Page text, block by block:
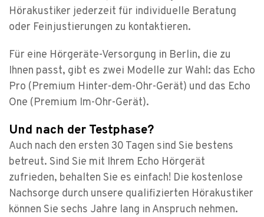
Hörakustiker jederzeit für individuelle Beratung
oder Feinjustierungen zu kontaktieren.
Für eine Hörgeräte-Versorgung in Berlin, die zu
Ihnen passt, gibt es zwei Modelle zur Wahl: das Echo
Pro (Premium Hinter-dem-Ohr-Gerät) und das Echo
One (Premium Im-Ohr-Gerät).
Und nach der Testphase?
Auch nach den ersten 30 Tagen sind Sie bestens
betreut. Sind Sie mit Ihrem Echo Hörgerät
zufrieden, behalten Sie es einfach! Die kostenlose
Nachsorge durch unsere qualifizierten Hörakustiker
können Sie sechs Jahre lang in Anspruch nehmen.